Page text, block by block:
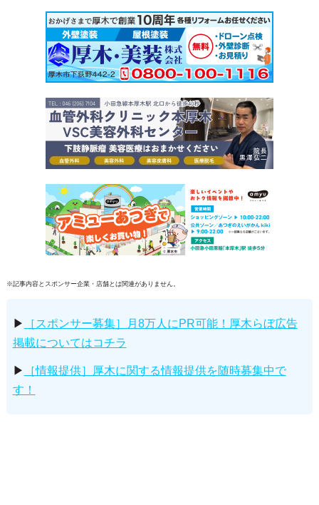
※記事内容とスポンサー企業・店舗とは関連がありません。
▶
［スポンサー募集］月8万人にPR可能！厚木らぼ広告
掲載についてはコチラ
▶
［情報提供］厚木に関する情報提供を随時募集中で
す！